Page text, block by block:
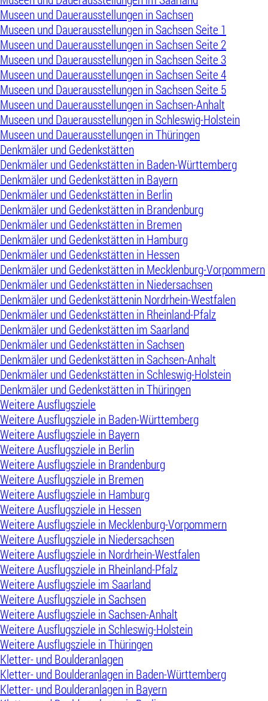
Museen und Dauerausstellungen in Sachsen
Museen und Dauerausstellungen in Sachsen Seite 1
Museen und Dauerausstellungen in Sachsen Seite 2
Museen und Dauerausstellungen in Sachsen Seite 3
Museen und Dauerausstellungen in Sachsen Seite 4
Museen und Dauerausstellungen in Sachsen Seite 5
Museen und Dauerausstellungen in Sachsen-Anhalt
Museen und Dauerausstellungen in Schleswig-Holstein
Museen und Dauerausstellungen in Thüringen
Denkmäler und Gedenkstätten
Denkmäler und Gedenkstätten in Baden-Württemberg
Denkmäler und Gedenkstätten in Bayern
Denkmäler und Gedenkstätten in Berlin
Denkmäler und Gedenkstätten in Brandenburg
Denkmäler und Gedenkstätten in Bremen
Denkmäler und Gedenkstätten in Hamburg
Denkmäler und Gedenkstätten in Hessen
Denkmäler und Gedenkstätten in Mecklenburg-Vorpommern
Denkmäler und Gedenkstätten in Niedersachsen
Denkmäler und Gedenkstättenin Nordrhein-Westfalen
Denkmäler und Gedenkstätten in Rheinland-Pfalz
Denkmäler und Gedenkstätten im Saarland
Denkmäler und Gedenkstätten in Sachsen
Denkmäler und Gedenkstätten in Sachsen-Anhalt
Denkmäler und Gedenkstätten in Schleswig-Holstein
Denkmäler und Gedenkstätten in Thüringen
Weitere Ausflugsziele
Weitere Ausflugsziele in Baden-Württemberg
Weitere Ausflugsziele in Bayern
Weitere Ausflugsziele in Berlin
Weitere Ausflugsziele in Brandenburg
Weitere Ausflugsziele in Bremen
Weitere Ausflugsziele in Hamburg
Weitere Ausflugsziele in Hessen
Weitere Ausflugsziele in Mecklenburg-Vorpommern
Weitere Ausflugsziele in Niedersachsen
Weitere Ausflugsziele in Nordrhein-Westfalen
Weitere Ausflugsziele in Rheinland-Pfalz
Weitere Ausflugsziele im Saarland
Weitere Ausflugsziele in Sachsen
Weitere Ausflugsziele in Sachsen-Anhalt
Weitere Ausflugsziele in Schleswig-Holstein
Weitere Ausflugsziele in Thüringen
Kletter- und Boulderanlagen
Kletter- und Boulderanlagen in Baden-Württemberg
Kletter- und Boulderanlagen in Bayern